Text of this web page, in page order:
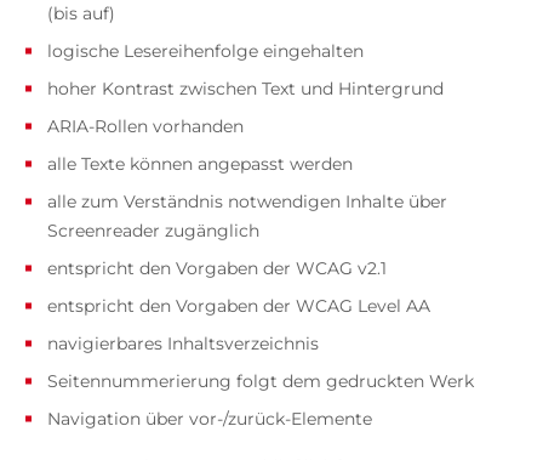
(bis auf)
logische Lesereihenfolge eingehalten
hoher Kontrast zwischen Text und Hintergrund
ARIA-Rollen vorhanden
alle Texte können angepasst werden
alle zum Verständnis notwendigen Inhalte über
Screenreader zugänglich
entspricht den Vorgaben der WCAG v2.1
entspricht den Vorgaben der WCAG Level AA
navigierbares Inhaltsverzeichnis
Seitennummerierung folgt dem gedruckten Werk
Navigation über vor-/zurück-Elemente